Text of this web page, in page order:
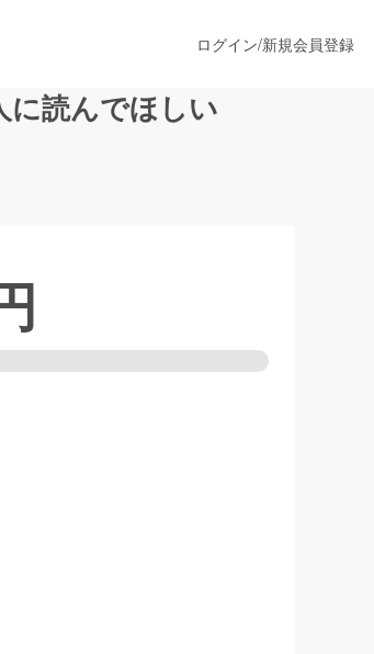
ファッション
ログイン/新規会員登録
に読んでほしい